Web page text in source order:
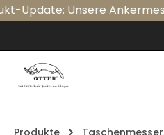
Zum Hauptinhalt springen
Unsere
Produkte
Taschenmesser